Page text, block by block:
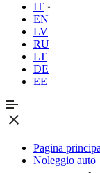
IT
EN
LV
RU
LT
DE
EE
Pagina
Noleggio auto